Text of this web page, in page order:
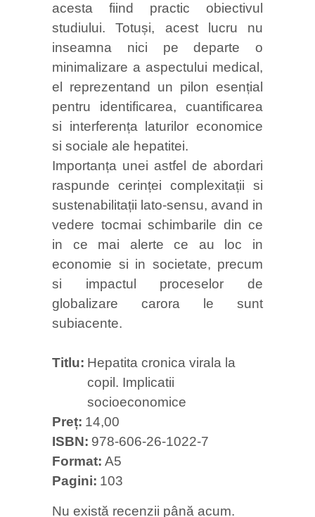
acesta fiind practic obiectivul
studiului. Totuși, acest lucru nu
inseamna nici pe departe o
minimalizare a aspectului medical,
el reprezentand un pilon esențial
pentru identificarea, cuantificarea
si interferența laturilor economice
si sociale ale hepatitei.
Importanța unei astfel de abordari
raspunde cerinței complexitații si
sustenabilitații lato-sensu, avand in
vedere tocmai schimbarile din ce
in ce mai alerte ce au loc in
economie si in societate, precum
si impactul proceselor de
globalizare carora le sunt
subiacente.
Titlu Hepatita cronica virala la
copil. Implicatii
socioeconomice
Preț 14,00
ISBN 978-606-26-1022-7
Format A5
Pagini 103
Nu există recenzii până acum.